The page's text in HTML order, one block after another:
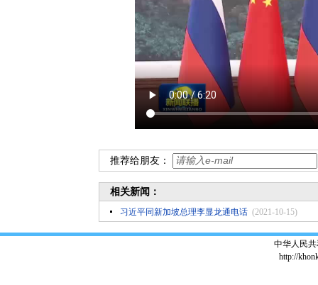
推荐给朋友：
相关新闻：
习近平同新加坡总理李显龙通电话 (2021-10-15)
中华人民
http://